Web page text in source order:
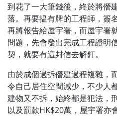
到花了一大筆錢後，終於將僭
落。再要揾有牌的工程師，簽
再將報告給屋宇署，而屋宇署
問題，先會發出完成工程證明
契，就要有這封信去解釘。
由於成個過拆僭建過程複雜，
令自己居住空間減少，不少人
建物又不拆，始終都是犯法，
以及罰款HK$20萬，屋宇署亦